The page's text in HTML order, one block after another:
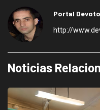
Portal
http://
Noticias